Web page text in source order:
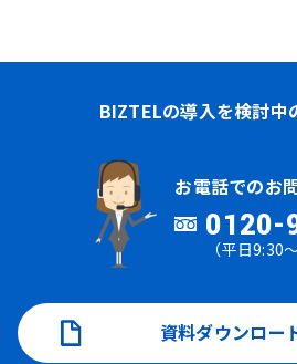
BIZTELの導入を検討中
お電話でのお
0120-
（平日9:30
資料ダウンロー